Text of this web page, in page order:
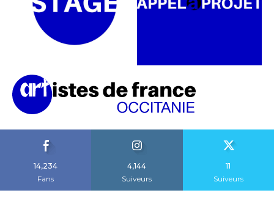
14,234
Fans
4,144
Suiveurs
11
Suiveurs